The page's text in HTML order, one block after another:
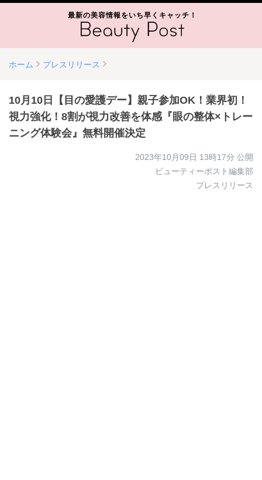
最新の美容情報をいち早くキャッチ！
ホーム プレスリリース
10月10日【目の愛護デー】親子参加OK！業界初！
視力強化！8割が視力改善を体感『眼の整体×トレー
ニング体験会』無料開催決定
2023年10月09日 13時17分 公開
ビューティーポスト編集部
プレスリリース